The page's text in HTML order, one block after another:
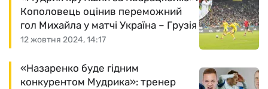
12 жовтня 2024, 14:17
Кополовець оцінив переможний
гол Михайла у матчі Україна – Грузія
«Назаренко буде гідним
конкурентом Мудрика»: тренер